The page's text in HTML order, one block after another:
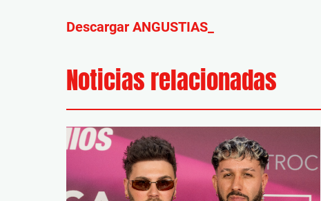
Descargar ANGUSTIAS_
Noticias relacionadas